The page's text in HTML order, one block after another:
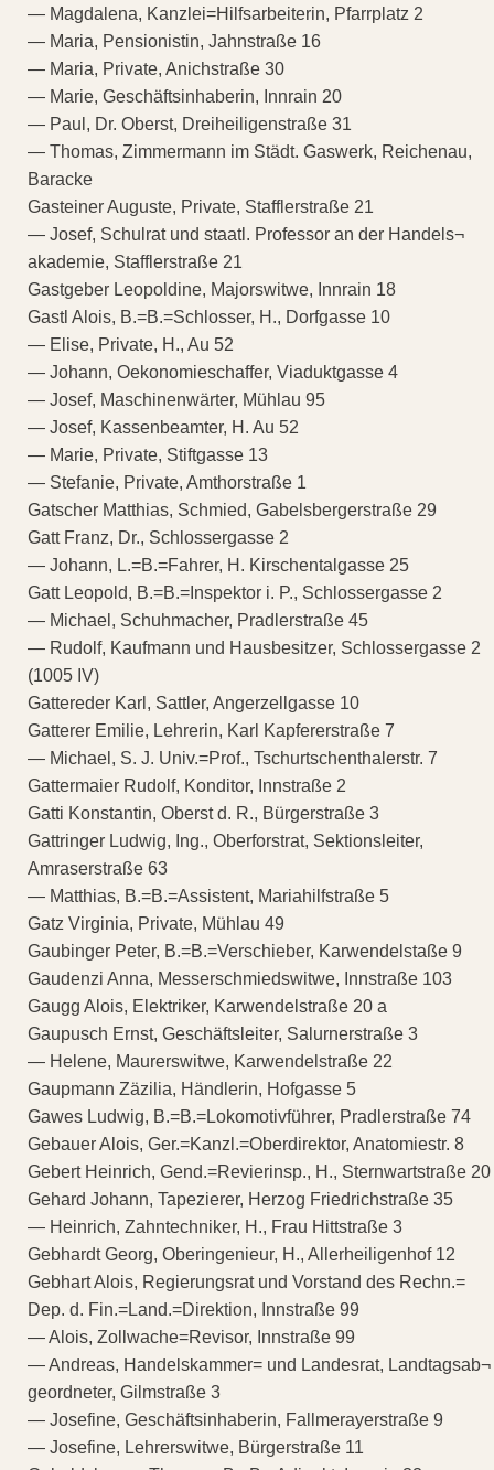
— Magdalena, Kanzlei=Hilfsarbeiterin, Pfarrplatz 2
— Maria, Pensionistin, Jahnstraße 16
— Maria, Private, Anichstraße 30
— Marie, Geschäftsinhaberin, Innrain 20
— Paul, Dr. Oberst, Dreiheiligenstraße 31
— Thomas, Zimmermann im Städt. Gaswerk, Reichenau,
Baracke
Gasteiner Auguste, Private, Stafflerstraße 21
— Josef, Schulrat und staatl. Professor an der Handels¬
akademie, Stafflerstraße 21
Gastgeber Leopoldine, Majorswitwe, Innrain 18
Gastl Alois, B.=B.=Schlosser, H., Dorfgasse 10
— Elise, Private, H., Au 52
— Johann, Oekonomieschaffer, Viaduktgasse 4
— Josef, Maschinenwärter, Mühlau 95
— Josef, Kassenbeamter, H. Au 52
— Marie, Private, Stiftgasse 13
— Stefanie, Private, Amthorstraße 1
Gatscher Matthias, Schmied, Gabelsbergerstraße 29
Gatt Franz, Dr., Schlossergasse 2
— Johann, L.=B.=Fahrer, H. Kirschentalgasse 25
Gatt Leopold, B.=B.=Inspektor i. P., Schlossergasse 2
— Michael, Schuhmacher, Pradlerstraße 45
— Rudolf, Kaufmann und Hausbesitzer, Schlossergasse 2
(1005 IV)
Gattereder Karl, Sattler, Angerzellgasse 10
Gatterer Emilie, Lehrerin, Karl Kapfererstraße 7
— Michael, S. J. Univ.=Prof., Tschurtschenthalerstr. 7
Gattermaier Rudolf, Konditor, Innstraße 2
Gatti Konstantin, Oberst d. R., Bürgerstraße 3
Gattringer Ludwig, Ing., Oberforstrat, Sektionsleiter,
Amraserstraße 63
— Matthias, B.=B.=Assistent, Mariahilfstraße 5
Gatz Virginia, Private, Mühlau 49
Gaubinger Peter, B.=B.=Verschieber, Karwendelstaße 9
Gaudenzi Anna, Messerschmiedswitwe, Innstraße 103
Gaugg Alois, Elektriker, Karwendelstraße 20 a
Gaupusch Ernst, Geschäftsleiter, Salurnerstraße 3
— Helene, Maurerswitwe, Karwendelstraße 22
Gaupmann Zäzilia, Händlerin, Hofgasse 5
Gawes Ludwig, B.=B.=Lokomotivführer, Pradlerstraße 74
Gebauer Alois, Ger.=Kanzl.=Oberdirektor, Anatomiestr. 8
Gebert Heinrich, Gend.=Revierinsp., H., Sternwartstraße 20
Gehard Johann, Tapezierer, Herzog Friedrichstraße 35
— Heinrich, Zahntechniker, H., Frau Hittstraße 3
Gebhardt Georg, Oberingenieur, H., Allerheiligenhof 12
Gebhart Alois, Regierungsrat und Vorstand des Rechn.=
Dep. d. Fin.=Land.=Direktion, Innstraße 99
— Alois, Zollwache=Revisor, Innstraße 99
— Andreas, Handelskammer= und Landesrat, Landtagsab¬
geordneter, Gilmstraße 3
— Josefine, Geschäftsinhaberin, Fallmerayerstraße 9
— Josefine, Lehrerswitwe, Bürgerstraße 11